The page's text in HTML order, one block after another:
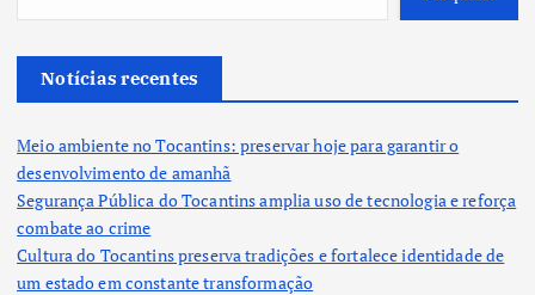
Notícias recentes
Meio ambiente no Tocantins: preservar hoje para garantir o
desenvolvimento de amanhã
Segurança Pública do Tocantins amplia uso de tecnologia e reforça
combate ao crime
Cultura do Tocantins preserva tradições e fortalece identidade de
um estado em constante transformação